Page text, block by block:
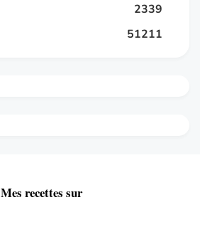
2339
51211
Mes recettes sur